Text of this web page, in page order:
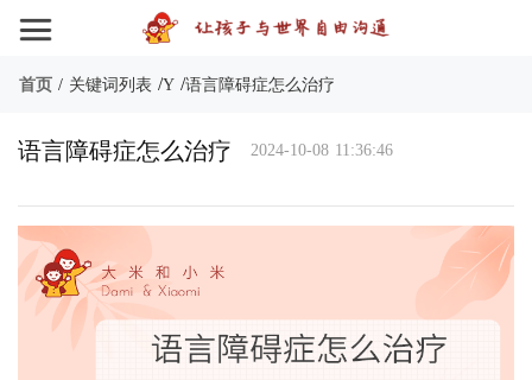
首页 / 关键词列表 /Y /语言障碍症怎么治疗
语言障碍症怎么治疗 2024-10-08 11:36:46